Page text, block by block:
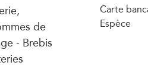
de
- Brebis
Carte
Espèce